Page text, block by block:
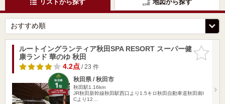
リストから探す 地図から探す
お気に入
りに追加
ルートイングランティア秋田SPA RESORT スーパー健
康ランド 華のゆ 秋田
4.2点/ 23 件
秋田県 / 秋田市
秋田駅1.16km
JR秋田新幹線秋田駅西口より1.5キロ秋田自動車道秋田南I
Cより12…